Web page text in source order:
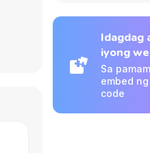
Idagdag
iyong
Sa
embed
code